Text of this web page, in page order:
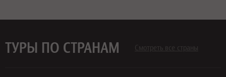
ТУРЫ ПО СТРАНАМ Смотреть все страны